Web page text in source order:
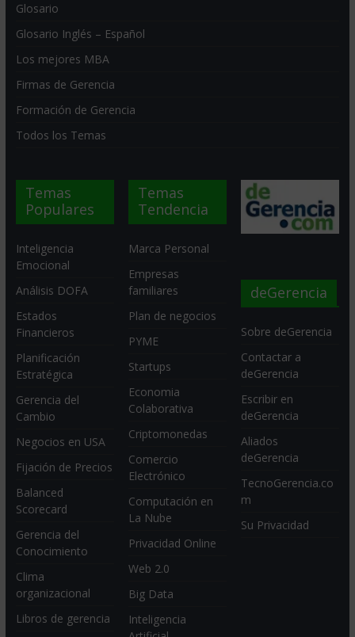
Glosario
Glosario Inglés – Español
Los mejores MBA
Firmas de Gerencia
Formación de Gerencia
Todos los Temas
Temas
Populares
Inteligencia
Emocional
Análisis DOFA
Estados
Financieros
Planificación
Estratégica
Gerencia del
Cambio
Negocios en USA
Fijación de Precios
Balanced
Scorecard
Gerencia del
Conocimiento
Clima
organizacional
Libros de gerencia
Temas
Tendencia
Marca Personal
Empresas
familiares
Plan de negocios
PYME
Startups
Economia
Colaborativa
Criptomonedas
Comercio
Electrónico
Computación en
La Nube
Privacidad Online
Web 2.0
Big Data
Inteligencia
deGerencia
Sobre deGerencia
Contactar a
deGerencia
Escribir en
deGerencia
Aliados
deGerencia
TecnoGerencia.co
m
Su Privacidad